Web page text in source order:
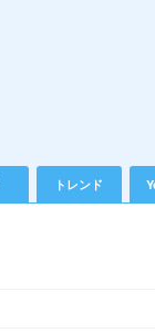
トレンド